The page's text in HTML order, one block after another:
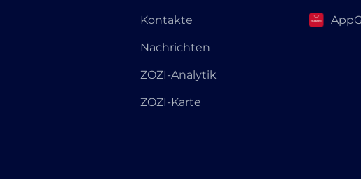
Kontakte
Nachrichten
ZOZI-Analytik
ZOZI-Karte